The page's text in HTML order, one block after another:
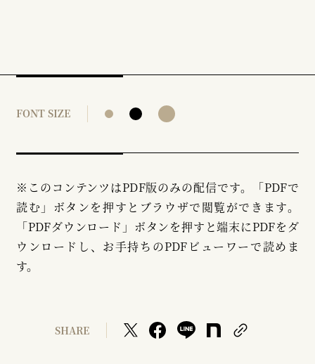
FONT SIZE
※このコンテンツはPDF版のみの配信です。「PDFで
読む」ボタンを押すとブラウザで閲覧ができます。
「PDFダウンロード」ボタンを押すと端末にPDFをダ
ウンロードし、お手持ちのPDFビューワーで読めま
す。
SHARE